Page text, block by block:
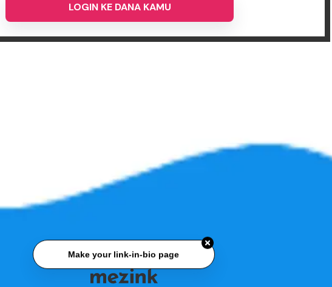
LOGIN KE DANA KAMU
Make your link-in-bio page